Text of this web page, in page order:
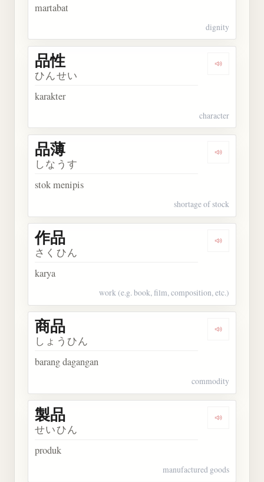
martabat
dignity
Dengarkan
品性
ひんせい
karakter
character
Dengarkan
品薄
しなうす
stok menipis
shortage of stock
Dengarkan
作品
さくひん
karya
work (e.g. book, film, composition, etc.)
Dengarkan
商品
しょうひん
barang dagangan
commodity
Dengarkan
製品
せいひん
produk
manufactured goods